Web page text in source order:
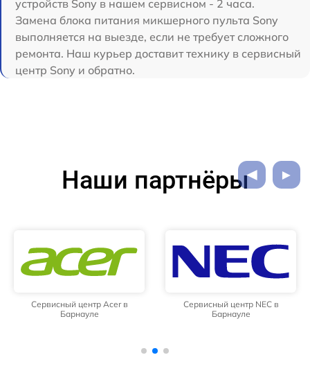
устройств Sony в нашем сервисном - 2 часа.
Замена блока питания микшерного пульта Sony
выполняется на выезде, если не требует сложного
ремонта. Наш курьер доставит технику в сервисный
центр Sony и обратно.
Наши партнёры
Сервисный центр Acer в
Барнауле
Сервисный центр NEC в
Барнауле